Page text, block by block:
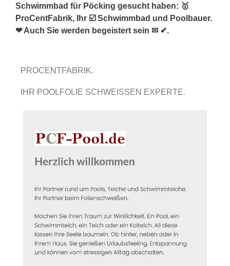
Schwimmbad für Pöcking gesucht haben: 🥇
ProCentFabrik, Ihr ☑️ Schwimmbad und Poolbauer.
❤ Auch Sie werden begeistert sein ✉ ✔.
PROCENTFABRIK.
IHR POOLFOLIE SCHWEISSEN EXPERTE.